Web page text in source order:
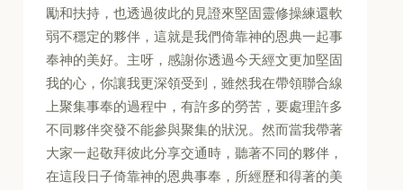
勵和扶持，也透過彼此的見證來堅固靈修操練還軟
弱不穩定的夥伴，這就是我們倚靠神的恩典一起事
奉神的美好。主呀，感謝你透過今天經文更加堅固
我的心，你讓我更深領受到，雖然我在帶領聯合線
上聚集事奉的過程中，有許多的勞苦，要處理許多
不同夥伴突發不能參與聚集的狀況。然而當我帶著
大家一起敬拜彼此分享交通時，聽著不同的夥伴，
在這段日子倚靠神的恩典事奉，所經歷和得著的美